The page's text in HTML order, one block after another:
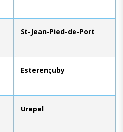
St-Jean-Pied-de-Port
Esterençuby
Urepel